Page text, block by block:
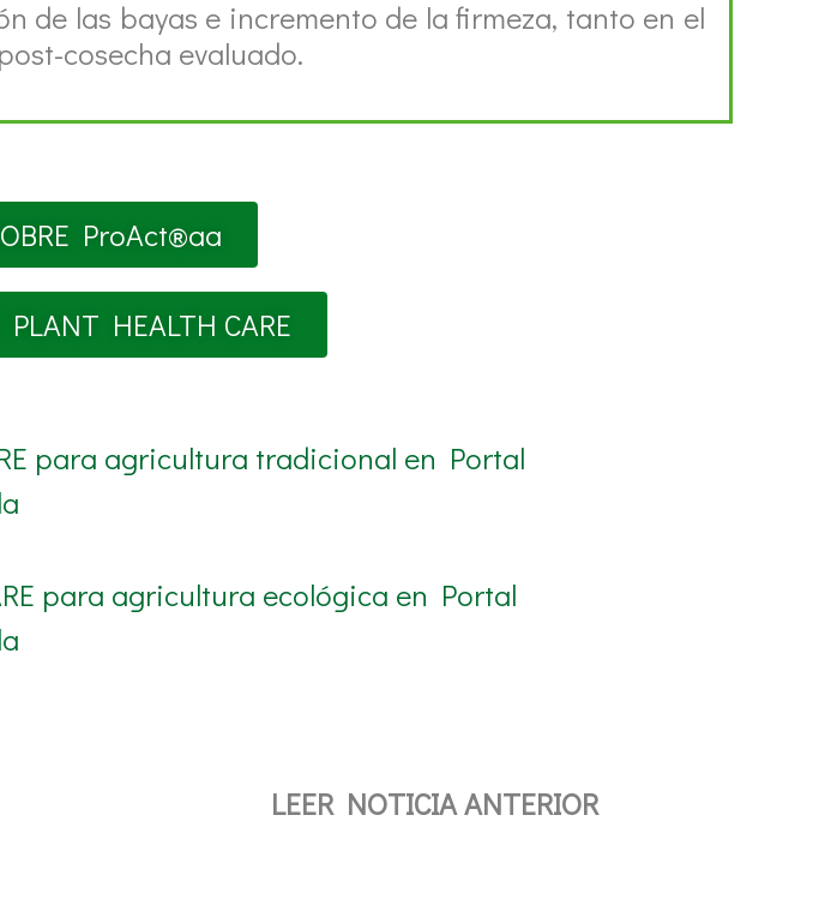
de las bayas e incremento de la firmeza, tanto en el
cosecha evaluado.
ProAct®aa
HEALTH CARE
para agricultura tradicional en Portal
para agricultura ecológica en Portal
LEER NOTICIA ANTERIOR